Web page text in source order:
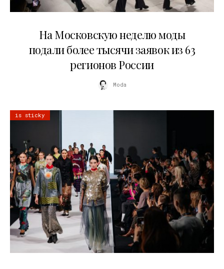
На Московскую неделю моды
подали более тысячи заявок из 63
регионов России
Moda
is sticky